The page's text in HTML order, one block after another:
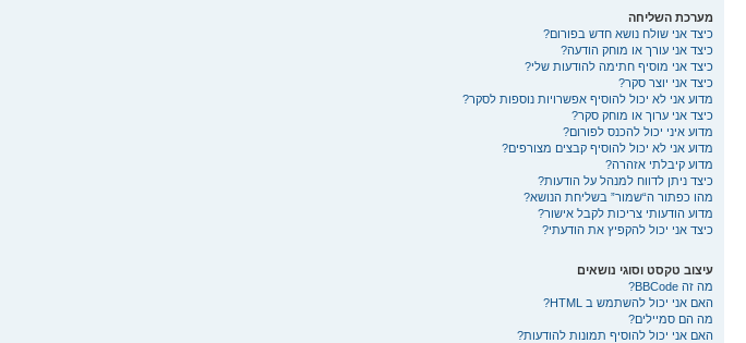
מערכת השליחה
כיצד אני שולח נושא חדש בפורום?
כיצד אני עורך או מוחק הודעה?
כיצד אני מוסיף חתימה להודעות שלי?
כיצד אני יוצר סקר?
מדוע אני לא יכול להוסיף אפשרויות נוספות לסקר?
כיצד אני ערוך או מוחק סקר?
מדוע איני יכול להכנס לפורום?
מדוע אני לא יכול להוסיף קבצים מצורפים?
מדוע קיבלתי אזהרה?
כיצד ניתן לדווח למנהל על הודעות?
מהו כפתור ה“שמור” בשליחת הנושא?
מדוע הודעותי צריכות לקבל אישור?
כיצד אני יכול להקפיץ את הודעתי?
עיצוב טקסט וסוגי נושאים
מה זה BBCode?
האם אני יכול להשתמש ב HTML?
מה הם סמיילים?
האם אני יכול להוסיף תמונות להודעות?